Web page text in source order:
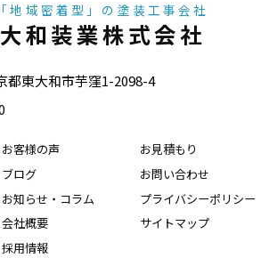
「地域密着型」の塗装工事会社
大和装業株式会社
東大和市芋窪1-2098-4
お客様の声
ブログ
お知らせ・コラム
会社概要
採用情報
お見積もり
お問い合わせ
プライバシーポリシー
サイトマップ